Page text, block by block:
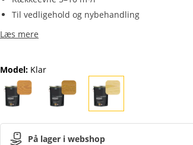
Til vedligehold og nybehandling
Læs mere
Model: Klar
På lager i webshop